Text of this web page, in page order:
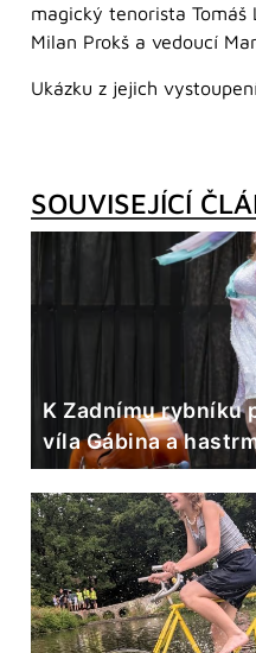
magický tenorista Tomáš
Milan Prokš a vedoucí
Ukázku z jejich
SOUVISEJÍCÍ
K Zadnímu rybníku
víla Gábina a